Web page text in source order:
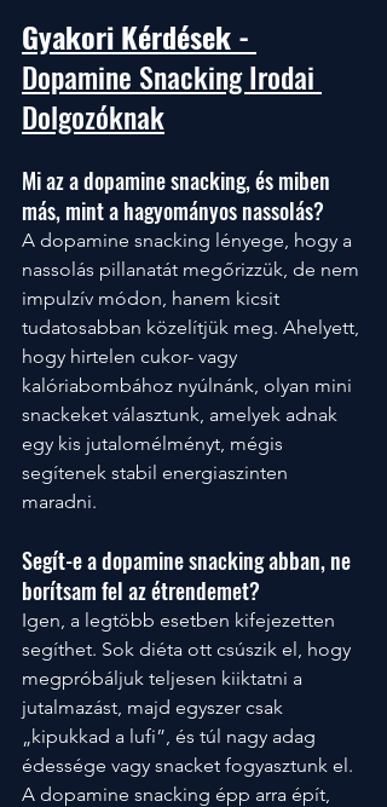
Gyakori Kérdések -
Dopamine Snacking Irodai
Dolgozóknak
Mi az a dopamine snacking, és miben
más, mint a hagyományos nassolás?
A dopamine snacking lényege, hogy a
nassolás pillanatát megőrizzük, de nem
impulzív módon, hanem kicsit
tudatosabban közelítjük meg. Ahelyett,
hogy hirtelen cukor- vagy
kalóriabombához nyúlnánk, olyan mini
snackeket választunk, amelyek adnak
egy kis jutalomélményt, mégis
segítenek stabil energiaszinten
maradni.
Segít-e a dopamine snacking abban, ne
borítsam fel az étrendemet?
Igen, a legtöbb esetben kifejezetten
segíthet. Sok diéta ott csúszik el, hogy
megpróbáljuk teljesen kiiktatni a
jutalmazást, majd egyszer csak
„kipukkad a lufi”, és túl nagy adag
édessége vagy snacket fogyasztunk el.
A dopamine snacking épp arra épít,